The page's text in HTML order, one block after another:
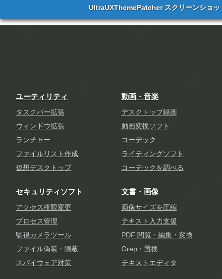
UltraUXThemePatcher スクリーンショッ
ユーティリティ
タスクバー拡張
ウィンドウ拡張
ランチャー
ファイルリスト作成
仮想デスクトップ
動画・音楽
デスクトップ録画
動画変換ソフト
コーデック
ライティングソフト
コーデックを調べる
セキュリティソフト
アクセス権限変更
プロセス管理
監視カメラツール
ファイル偽装・隠蔽
スパイウェア対策
文書・画像
画像サイズを圧縮
テキスト入力支援
PDF 閲覧・編集・変換
Grep・置換
テキストエディタ